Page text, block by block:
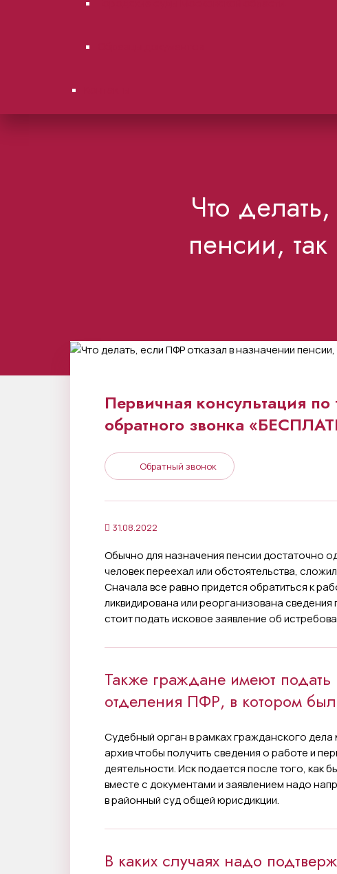
Что
пенсии,
Первичная консультация
обратного звонка
Обратный звонок
31.08.2022
Обычно для назначения пенсии достаточно
человек переехал или обстоятельства,
Сначала все равно придется обратиться к
ликвидирована или реорганизована
стоит подать исковое заявление об
Также граждане имеют подать
отделения ПФР, в котором
Судебный орган в рамках гражданского дела
архив чтобы получить сведения о работе и
деятельности. Иск подается после того, как
вместе с документами и заявлением надо
в районный суд общей юрисдикции.
В каких случаях надо